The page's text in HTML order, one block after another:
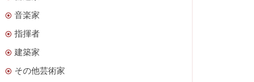
音楽家
指揮者
建築家
その他芸術家